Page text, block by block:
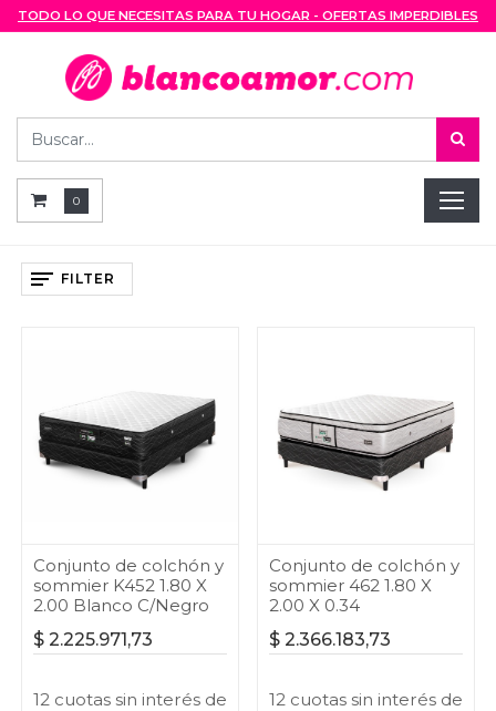
TODO LO QUE NECESITAS PARA TU HOGAR - OFERTAS IMPERDIBLES
0
FILTER
Conjunto de colchón y
sommier K452 1.80 X
2.00 Blanco C/Negro
$ 2.225.971,73
12 cuotas sin interés de
Conjunto de colchón y
sommier 462 1.80 X
2.00 X 0.34
$ 2.366.183,73
12 cuotas sin interés de